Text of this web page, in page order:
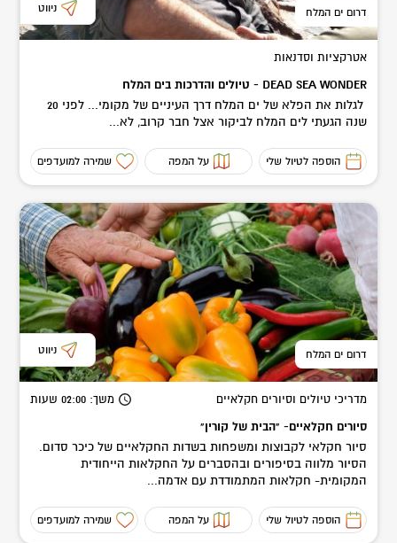
דרום ים המלח ניווט
אטרקציות וסדנאות
DEAD SEA WONDER - טיולים והדרכות בים המלח
לגלות את הפלא של ים המלח דרך העיניים של מקומי... לפני 20
שנה הגעתי לים המלח לביקור אצל חבר קרוב, לא...
הוספה לטיול שלי על המפה שמירה למועדפים
דרום ים המלח ניווט
מדריכי טיולים וסיורים חקלאיים משך: 02:00 שעות
סיורים חקלאיים- "הבית של קורין"
סיור חקלאי לקבוצות ומשפחות בשדות החקלאיים של כיכר סדום.
הסיור מלווה בסיפורים ובהסברים על החקלאות הייחודית
המקומית- חקלאות המתמודדת עם אדמה...
הוספה לטיול שלי על המפה שמירה למועדפים